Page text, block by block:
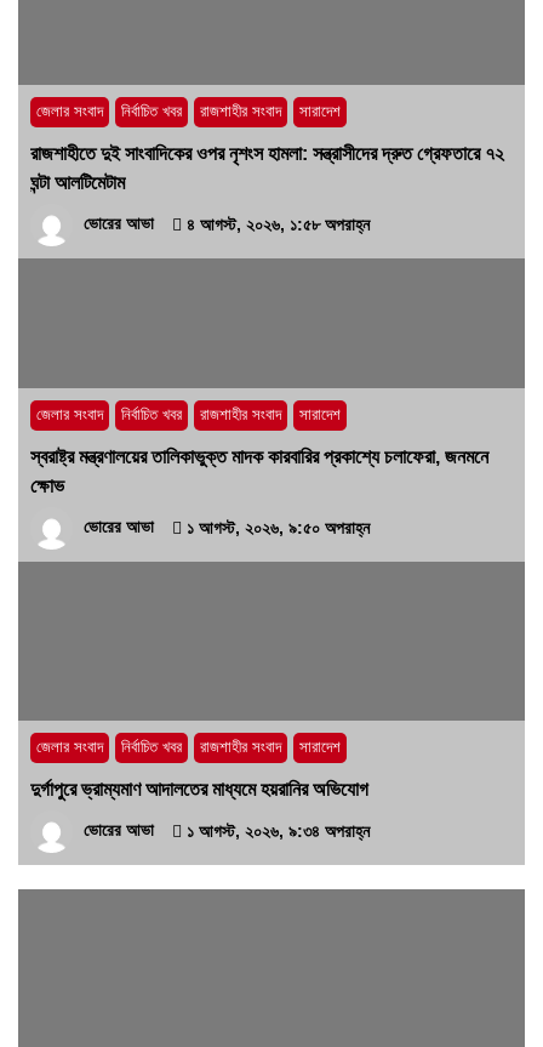
জেলার সংবাদ নির্বাচিত খবর রাজশাহীর সংবাদ সারাদেশ
রাজশাহীতে দুই সাংবাদিকের ওপর নৃশংস হামলা: সন্ত্রাসীদের দ্রুত গ্রেফতারে ৭২
ঘন্টা আলটিমেটাম
ভোরের আভা ৪ আগস্ট, ২০২৬, ১:৫৮ অপরাহ্ন
জেলার সংবাদ নির্বাচিত খবর রাজশাহীর সংবাদ সারাদেশ
স্বরাষ্ট্র মন্ত্রণালয়ের তালিকাভুক্ত মাদক কারবারির প্রকাশ্যে চলাফেরা, জনমনে
ক্ষোভ
ভোরের আভা ১ আগস্ট, ২০২৬, ৯:৫০ অপরাহ্ন
জেলার সংবাদ নির্বাচিত খবর রাজশাহীর সংবাদ সারাদেশ
দুর্গাপুরে ভ্রাম্যমাণ আদালতের মাধ্যমে হয়রানির অভিযোগ
ভোরের আভা ১ আগস্ট, ২০২৬, ৯:৩৪ অপরাহ্ন